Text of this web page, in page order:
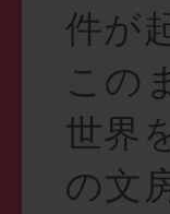
件が
この
世界
の文